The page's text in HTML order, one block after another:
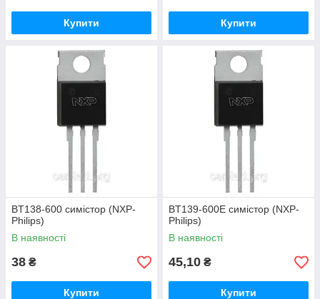
Купити Купити
BT138-600 симістор (NXP-
Philips)
В наявності
38 ₴
Купити
BT139-600E симістор (NXP-
Philips)
В наявності
45,10 ₴
Купити